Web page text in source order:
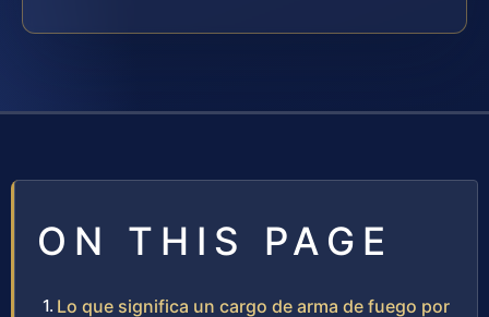
ON THIS PAGE
Lo que significa un cargo de arma de fuego por